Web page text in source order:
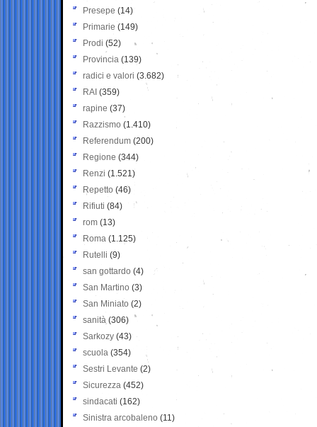
Presepe (14)
Primarie (149)
Prodi (52)
Provincia (139)
radici e valori (3.682)
RAI (359)
rapine (37)
Razzismo (1.410)
Referendum (200)
Regione (344)
Renzi (1.521)
Repetto (46)
Rifiuti (84)
rom (13)
Roma (1.125)
Rutelli (9)
san gottardo (4)
San Martino (3)
San Miniato (2)
sanità (306)
Sarkozy (43)
scuola (354)
Sestri Levante (2)
Sicurezza (452)
sindacati (162)
Sinistra arcobaleno (11)